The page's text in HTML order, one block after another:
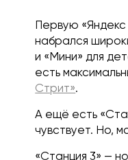
Первую «Яндекс
набрался
и «Мини» для
есть
Стрит».
А ещё есть
чувствует. Но,
«Станция 3» —